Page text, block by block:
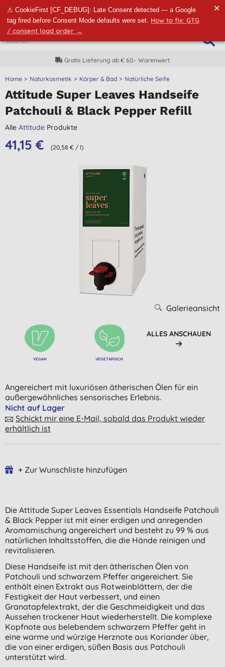
⚠ CookieFirst [CF_DEBUG]: Late Consent detected — a Google
tag fired before Consent Mode defaults were set. How to fix: GTG
/ consent load order →
✕
Gratis Lieferung ab € 60.- Warenwert
Home Naturkosmetik Körper & Bad Natürliche Seife
Attitude Super Leaves Handseife
Patchouli & Black Pepper Refill
Alle Attitude Produkte
41,15 € (20,58 € / l)
Galerieansicht
VEGAN VEGETARISCH
ALLES ANSCHAUEN
Angereichert mit luxuriösen ätherischen Ölen für ein
außergewöhnliches sensorisches Erlebnis.
Nicht auf Lager
Schickt mir eine E-Mail, sobald das Produkt wieder
erhältlich ist
+ Zur Wunschliste hinzufügen
Die Attitude Super Leaves Essentials Handseife Patchouli
& Black Pepper ist mit einer erdigen und anregenden
Aromamischung angereichert und besteht zu 99 % aus
natürlichen Inhaltsstoffen, die die Hände reinigen und
revitalisieren.
Diese Handseife ist mit den ätherischen Ölen von
Patchouli und schwarzem Pfeffer angereichert. Sie
enthält einen Extrakt aus Rotweinblättern, der die
Festigkeit der Haut verbessert, und einen
Granatapfelextrakt, der die Geschmeidigkeit und das
Aussehen trockener Haut wiederherstellt. Die komplexe
Kopfnote aus belebendem schwarzem Pfeffer geht in
eine warme und würzige Herznote aus Koriander über,
die von einer erdigen, süßen Basis aus Patchouli
unterstützt wird.